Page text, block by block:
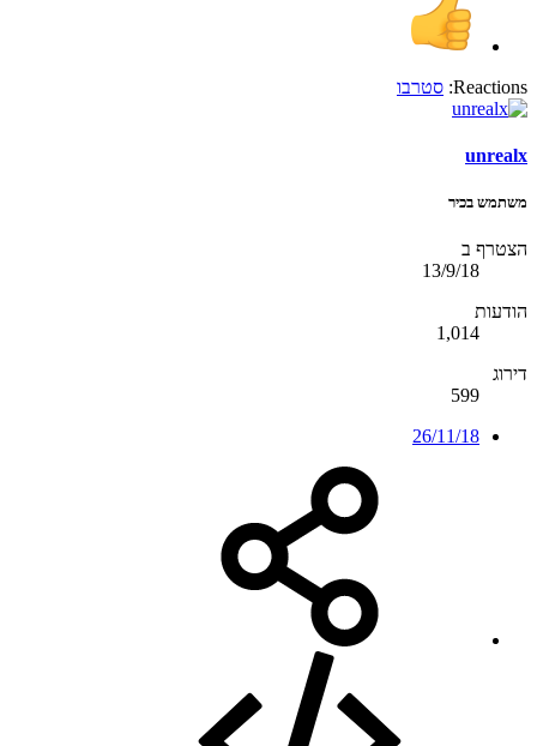
Reactions: סטרבו
unrealx
משתמש בכיר
הצטרף ב
13/9/18
הודעות
1,014
דירוג
599
26/11/18